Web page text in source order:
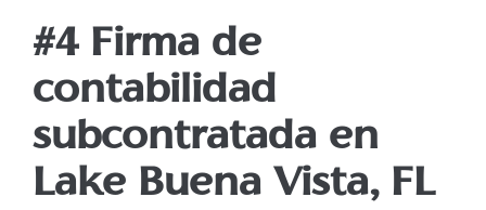
#4 Firma de
contabilidad
subcontratada en
Lake Buena Vista, FL